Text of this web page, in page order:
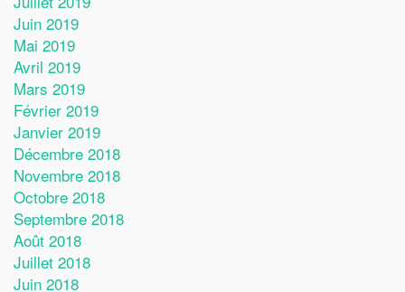
Juin 2019
Mai 2019
Avril 2019
Mars 2019
Février 2019
Janvier 2019
Décembre 2018
Novembre 2018
Octobre 2018
Septembre 2018
Août 2018
Juillet 2018
Juin 2018